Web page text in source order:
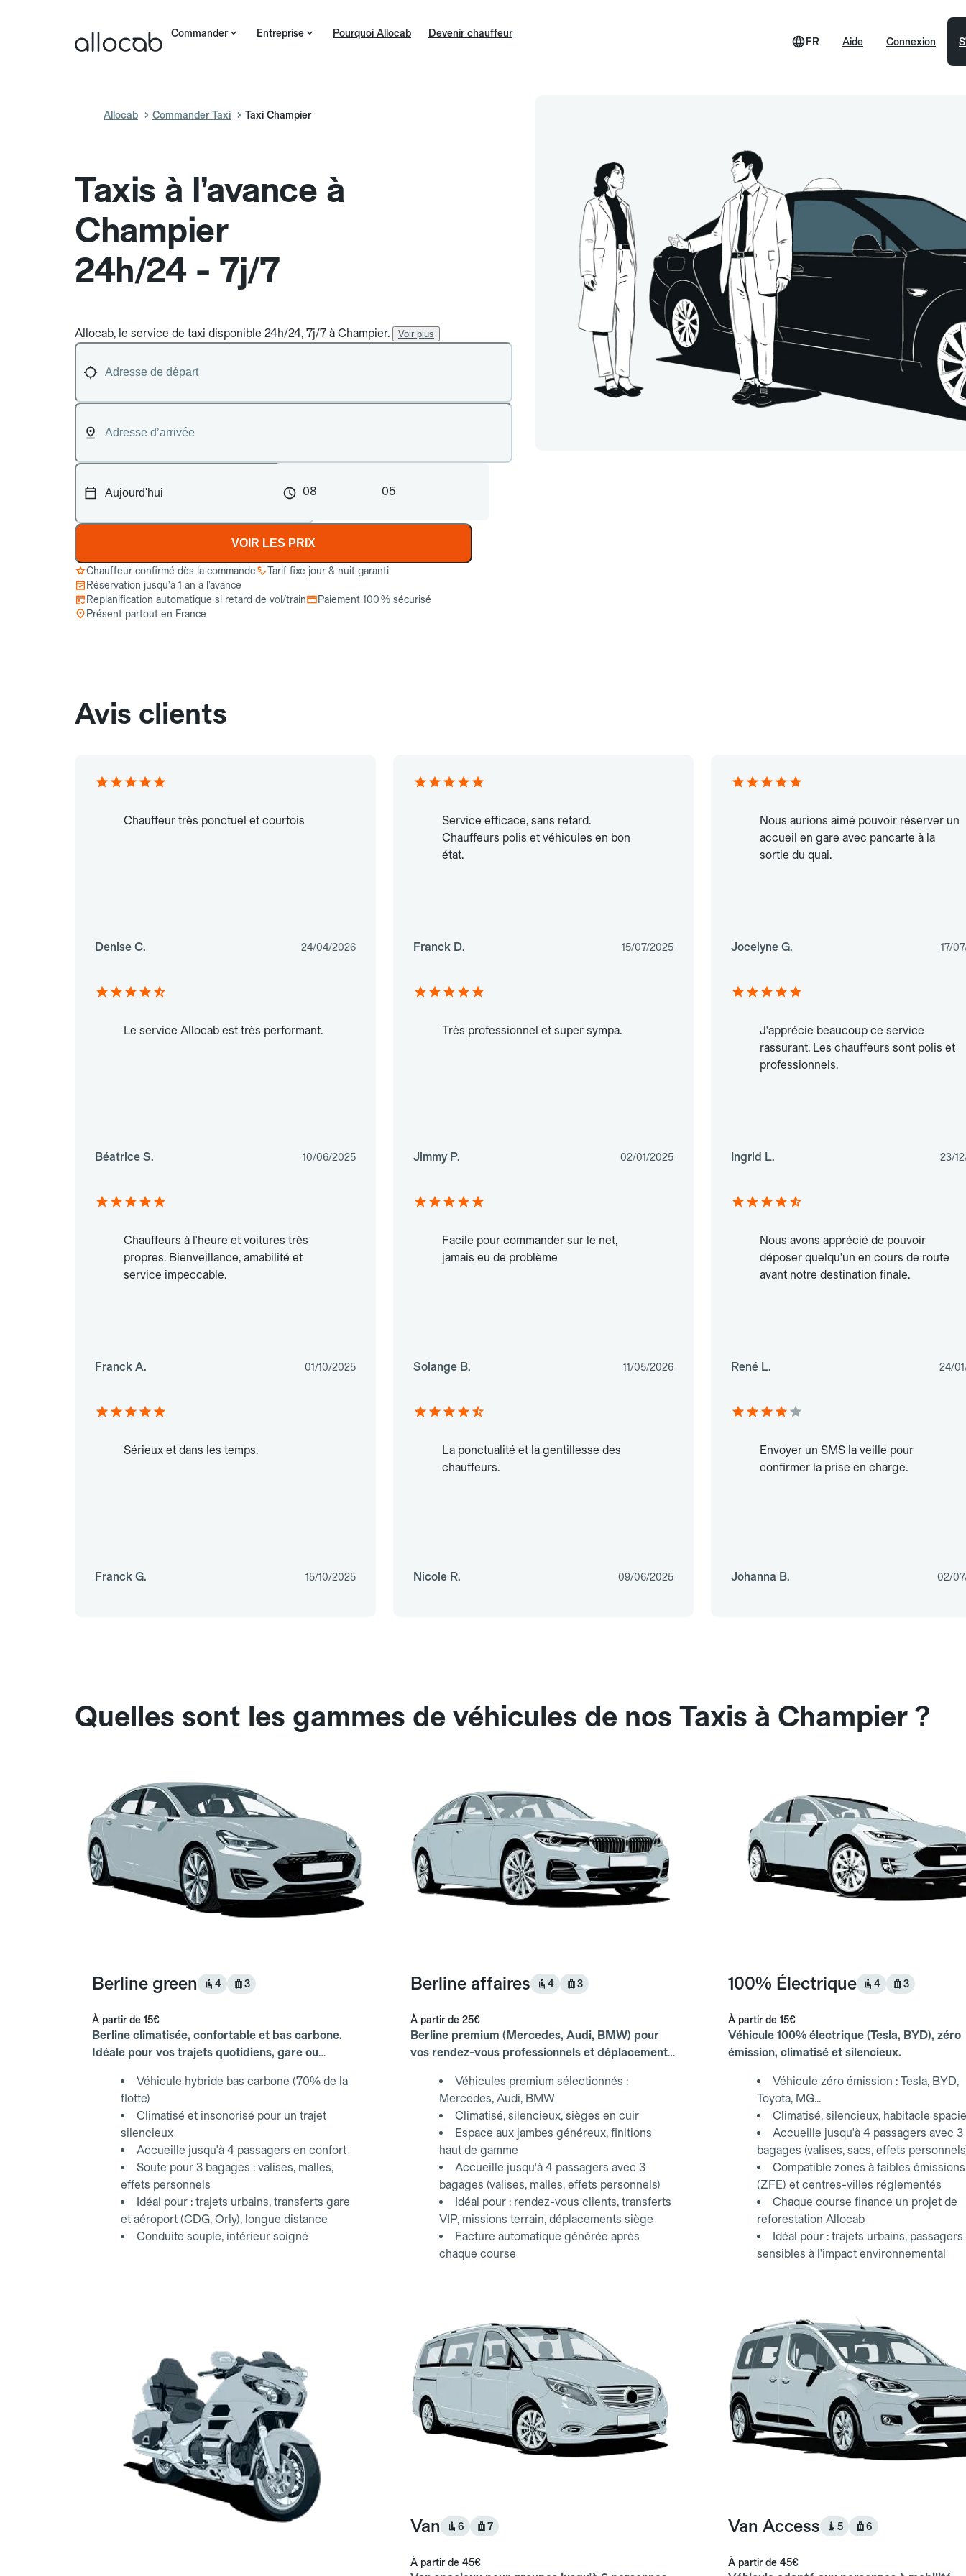
Commander Entreprise Pourquoi Allocab Devenir chauffeur
Aide
FR Connexion
Allocab Commander Taxi Taxi Champier
Taxis à l’avance à
Champier
24h/24 - 7j/7
Allocab, le service de taxi disponible 24h/24, 7j/7 à Champier. Voir plus
08 05
VOIR LES PRIX
Chauffeur confirmé dès la commande
Tarif fixe jour & nuit garanti
Réservation jusqu’à 1 an à l’avance
Replanification automatique si retard de vol/train
Paiement 100 % sécurisé
Présent partout en France
Avis clients
Chauffeur très ponctuel et courtois
Denise C. 24/04/2026
Service efficace, sans retard.
Chauffeurs polis et véhicules en bon
état.
Franck D. 15/07/2025
Nous aurions aimé pouvoir réserver un
accueil en gare avec pancarte à la
sortie du quai.
Jocelyne G. 17/
Le service Allocab est très performant.
Béatrice S. 10/06/2025
Très professionnel et super sympa.
Jimmy P. 02/01/2025
J'apprécie beaucoup ce service
rassurant. Les chauffeurs sont polis et
professionnels.
Ingrid L. 23/
Chauffeurs à l'heure et voitures très
propres. Bienveillance, amabilité et
service impeccable.
Franck A. 01/10/2025
Facile pour commander sur le net,
jamais eu de problème
Solange B. 11/05/2026
Nous avons apprécié de pouvoir
déposer quelqu'un en cours de route
avant notre destination finale.
René L. 24/
Sérieux et dans les temps.
Franck G. 15/10/2025
La ponctualité et la gentillesse des
chauffeurs.
Nicole R. 09/06/2025
Envoyer un SMS la veille pour
confirmer la prise en charge.
Johanna B. 02/
Quelles sont les gammes de véhicules de nos Taxis à Champier ?
Berline green 4 3
À partir de 15€
Berline climatisée, confortable et bas carbone.
Idéale pour vos trajets quotidiens, gare ou
Véhicule hybride bas carbone (70% de la
flotte)
Climatisé et insonorisé pour un trajet
silencieux
Accueille jusqu'à 4 passagers en confort
Soute pour 3 bagages : valises, malles,
effets personnels
Idéal pour : trajets urbains, transferts gare
et aéroport (CDG, Orly), longue distance
Conduite souple, intérieur soigné
Berline affaires 4 3
À partir de 25€
Berline premium (Mercedes, Audi, BMW) pour
vos rendez-vous professionnels et déplacements
Véhicules premium sélectionnés :
Mercedes, Audi, BMW
Climatisé, silencieux, sièges en cuir
Espace aux jambes généreux, finitions
haut de gamme
Accueille jusqu'à 4 passagers avec 3
bagages (valises, malles, effets personnels)
Idéal pour : rendez-vous clients, transferts
VIP, missions terrain, déplacements siège
Facture automatique générée après
chaque course
100% Électrique 4 3
À partir de 15€
Véhicule 100% électrique (Tesla, BYD), zéro
émission, climatisé et silencieux.
Véhicule zéro émission : Tesla, BYD,
Toyota, MG...
Climatisé, silencieux, habitacle
Accueille jusqu'à 4 passagers avec 3
bagages (valises, sacs, effets
Compatible zones à faibles émissions
(ZFE) et centres-villes réglementés
Chaque course finance un projet de
reforestation Allocab
Idéal pour : trajets urbains, passagers
sensibles à l'impact environnemental
Van 6 7
À partir de 45€
Van Access 5 6
À partir de 45€